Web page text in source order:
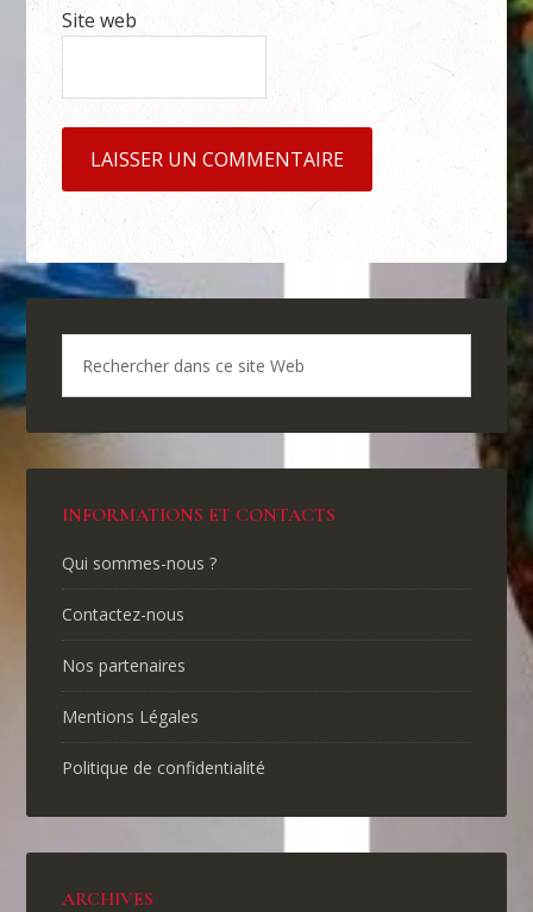
Site web
INFORMATIONS ET CONTACTS
Qui sommes-nous ?
Contactez-nous
Nos partenaires
Mentions Légales
Politique de confidentialité
ARCHIVES